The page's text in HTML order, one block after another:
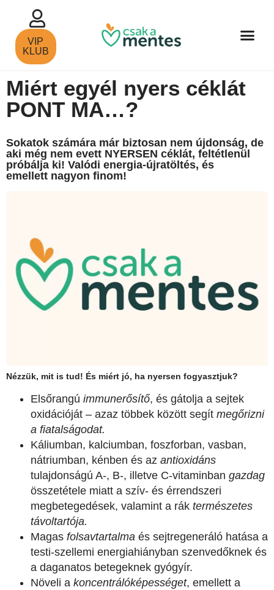
VIP
KLUB
Miért egyél nyers céklát
PONT MA…?
Sokatok számára már biztosan nem újdonság, de
aki még nem evett NYERSEN céklát, feltétlenül
próbálja ki! Valódi energia-újratöltés, és
emellett nagyon finom!
Nézzük, mit is tud! És miért jó, ha nyersen fogyasztjuk?
Elsőrangú immunerősítő, és gátolja a sejtek
oxidációját – azaz többek között segít megőrizni
a fiatalságodat.
Káliumban, kalciumban, foszforban, vasban,
nátriumban, kénben és az antioxidáns
tulajdonságú A-, B-, illetve C-vitaminban gazdag
összetétele miatt a szív- és érrendszeri
megbetegedések, valamint a rák természetes
távoltartója.
Magas folsavtartalma és sejtregeneráló hatása a
testi-szellemi energiahiányban szenvedőknek és
a daganatos betegeknek gyógyír.
Növeli a koncentrálóképességet, emellett a